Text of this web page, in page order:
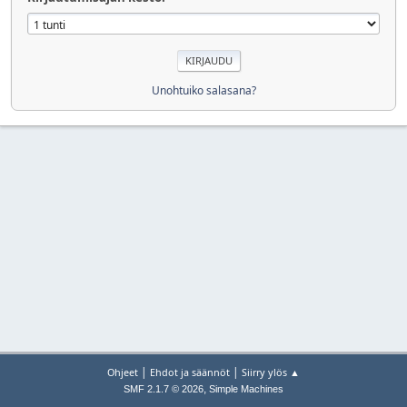
Unohtuiko salasana?
Ohjeet | Ehdot ja säännöt | Siirry ylös ▲
SMF 2.1.7 © 2026, Simple Machines